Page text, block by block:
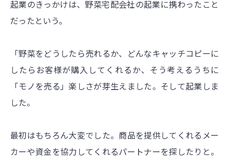
起業のきっかけは、野菜宅配会社の起業に携わったこと
だったという。
「野菜をどうしたら売れるか、どんなキャッチコピーに
したらお客様が購入してくれるか、そう考えるうちに
「モノを売る」楽しさが芽生えました。そして起業しま
した。
最初はもちろん大変でした。商品を提供してくれるメー
カーや資金を協力してくれるパートナーを探したりと。